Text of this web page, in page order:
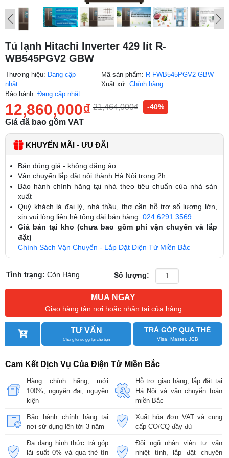
Tủ lạnh Hitachi Inverter 429 lít R-
WB545PGV2 GBW
Thương hiệu: Đang cập
nhật
Bảo hành: Đang cập nhật
Mã sản phẩm: R-FWB545PGV2 GBW
Xuất xứ:Chính hãng
12,860,000₫ 21,464,000₫ -40%
Giá đã bao gồm VAT
KHUYẾN MÃI - ƯU ĐÃI
Bán đúng giá - không đăng ảo
Vận chuyển lắp đặt nội thành Hà Nội trong 2h
Bảo hành chính hãng tại nhà theo tiêu chuẩn của nhà sản
xuất
Quý khách là đại lý, nhà thầu, thợ cần hỗ trợ số lượng lớn,
xin vui lòng liên hệ tổng đài bán hàng: 024.6291.3569
Giá bán tại kho (chưa bao gồm phí vận chuyển và lắp
đặt)
Chính Sách Vận Chuyển - Lắp Đặt Điện Tử Miền Bắc
Tình trạng:Còn Hàng Số lượng:
MUA NGAY
Giao hàng tận nơi hoặc nhận tại cửa hàng
TƯ VẤN
Chúng tôi sẽ gọi lại cho bạn
TRẢ GÓP QUA THẺ
Visa, Master, JCB
Cam Kết Dịch Vụ Của Điện Tử Miền Bắc
Hàng chính hãng, mới
100%, nguyên đai, nguyên
kiện
Hỗ trợ giao hàng, lắp đặt tại
Hà Nội và vận chuyển toàn
miền Bắc
Bảo hành chính hãng tại
nơi sử dụng lên tới 3 năm
Xuất hóa đơn VAT và cung
cấp CO/CQ đầy đủ
Đa dạng hình thức trả góp
lãi suất 0% và qua thẻ tín
Đội ngũ nhân viên tư vấn
nhiệt tình, lắp đặt chuyên